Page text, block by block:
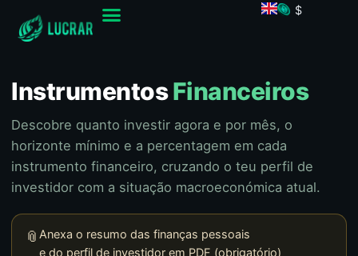
$
InstrumentosFinanceiros
Descobre quanto investir agora e por mês, o
horizonte mínimo e a percentagem em cada
instrumento financeiro, cruzando o teu perfil de
investidor com a situação macroeconómica atual.
📎 Anexa o resumo das finanças pessoais
e do perfil de investidor em PDF (obrigatório)